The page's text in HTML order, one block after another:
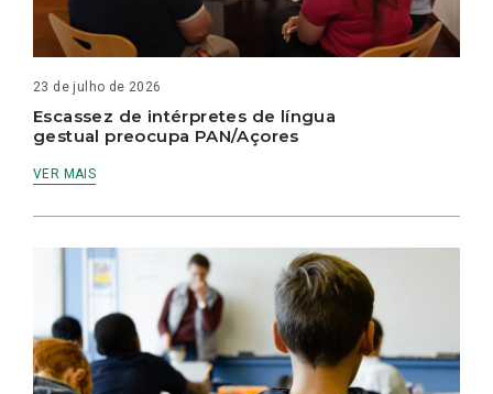
23 de julho de 2026
Escassez de intérpretes de língua
gestual preocupa PAN/Açores
VER MAIS